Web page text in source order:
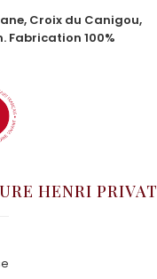
Croix du Canigou,
Fabrication 100%
HENRI PRIVAT